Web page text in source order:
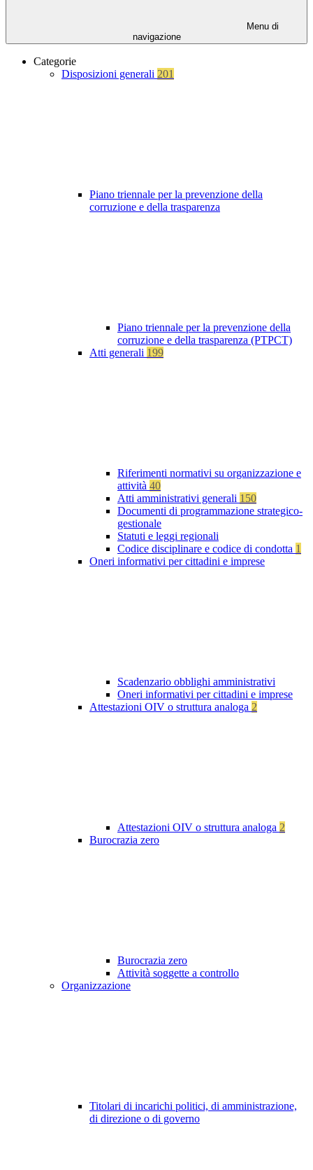
Menu di
navigazione
Categorie
Disposizioni generali 201
Piano triennale per la prevenzione della
corruzione e della trasparenza
Piano triennale per la prevenzione della
corruzione e della trasparenza (PTPCT)
Atti generali 199
Riferimenti normativi su organizzazione e
attività 40
Atti amministrativi generali 150
Documenti di programmazione strategico-
gestionale
Statuti e leggi regionali
Codice disciplinare e codice di condotta 1
Oneri informativi per cittadini e imprese
Scadenzario obblighi amministrativi
Oneri informativi per cittadini e imprese
Attestazioni OIV o struttura analoga 2
Attestazioni OIV o struttura analoga 2
Burocrazia zero
Burocrazia zero
Attività soggette a controllo
Organizzazione
Titolari di incarichi politici, di amministrazione,
di direzione o di governo